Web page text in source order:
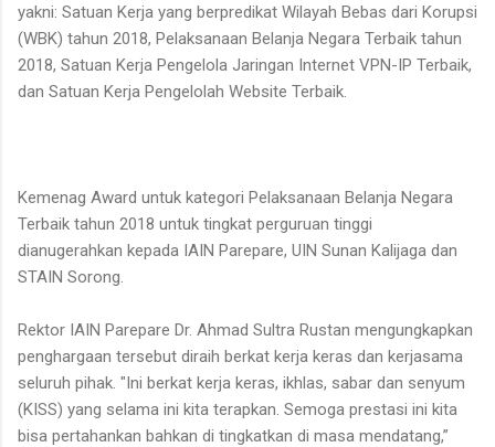
yakni: Satuan Kerja yang berpredikat Wilayah Bebas dari Korupsi
(WBK) tahun 2018, Pelaksanaan Belanja Negara Terbaik tahun
2018, Satuan Kerja Pengelola Jaringan Internet VPN-IP Terbaik,
dan Satuan Kerja Pengelolah Website Terbaik.
Kemenag Award untuk kategori Pelaksanaan Belanja Negara
Terbaik tahun 2018 untuk tingkat perguruan tinggi
dianugerahkan kepada IAIN Parepare, UIN Sunan Kalijaga dan
STAIN Sorong.
Rektor IAIN Parepare Dr. Ahmad Sultra Rustan mengungkapkan
penghargaan tersebut diraih berkat kerja keras dan kerjasama
seluruh pihak. "Ini berkat kerja keras, ikhlas, sabar dan senyum
(KISS) yang selama ini kita terapkan. Semoga prestasi ini kita
bisa pertahankan bahkan di tingkatkan di masa mendatang,”